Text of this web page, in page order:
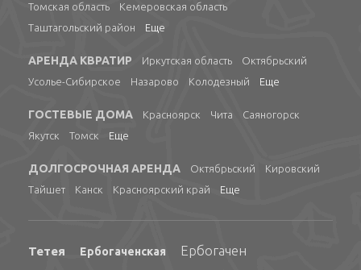
Томская область
Кемеровская область
Таштагольский район
Еще
АРЕНДА КВРАТИР Иркутская область
Октябрьский
Усолье-Сибирское
Назарово Колодезный Еще
ГОСТЕВЫЕ ДОМА Красноярск Чита
Саяногорск
Якутск
Томск Еще
ДОЛГОСРОЧНАЯ АРЕНДА Октябрьский
Кировский
Тайшет
Канск Красноярский край Еще
Тетея Ербогаченская Ербогачен